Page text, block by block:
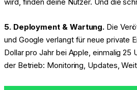
5. Deployment & Wartung. Die
und Google verlangt für neue private
Dollar pro Jahr bei Apple, einmalig
der Betrieb: Monitoring, Updates,